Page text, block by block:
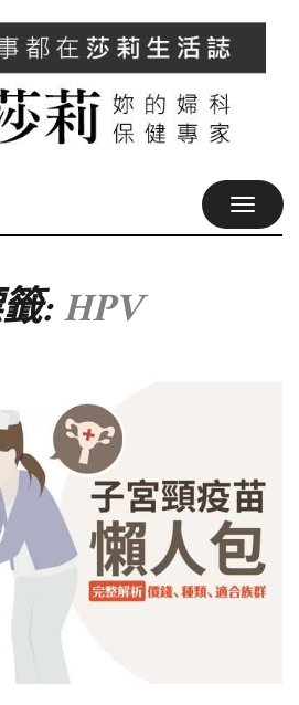
:HPV